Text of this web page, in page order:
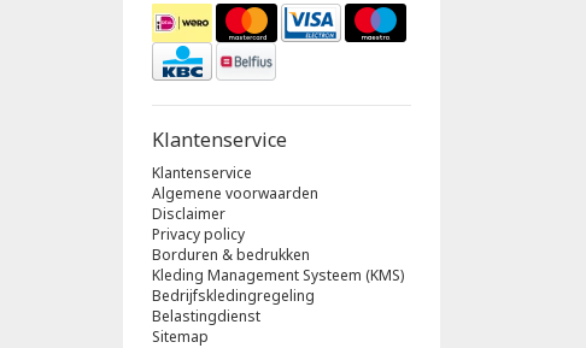
Klantenservice
Klantenservice
Algemene voorwaarden
Disclaimer
Privacy policy
Borduren & bedrukken
Kleding Management Systeem (KMS)
Bedrijfskledingregeling
Belastingdienst
Sitemap